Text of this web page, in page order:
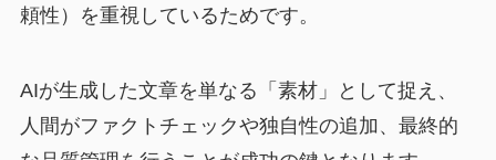
頼性）を重視しているためです。
AIが生成した文章を単なる「素材」として捉え、
人間がファクトチェックや独自性の追加、最終的